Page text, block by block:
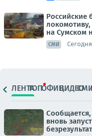
Российские
на Сумском
СМИ
ЛЕНТАТОПОФИЦ.ВИДЕО
Сообщается,
вновь